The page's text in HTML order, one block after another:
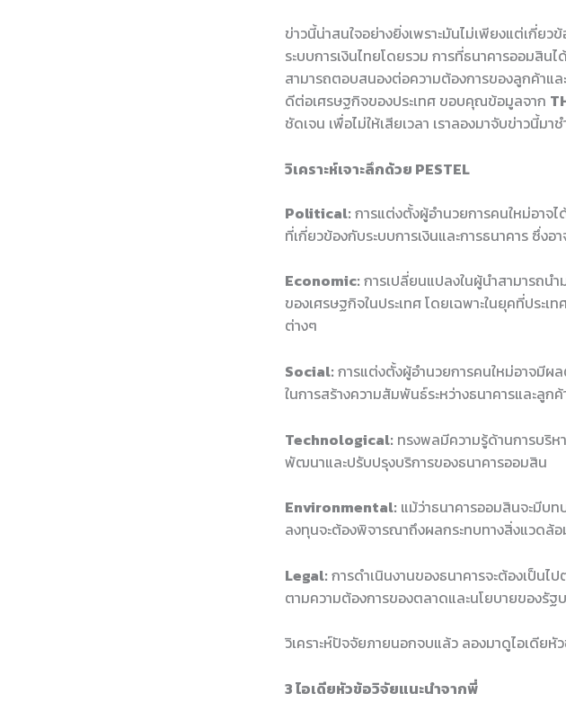
ข่าวนี้น่าสนใจอย่างยิ่งเพราะมันไม่เพียงแต่เกี่ย
ระบบการเงินไทยโดยรวม การที่ธนาคารออมสิ
สามารถตอบสนองต่อความต้องการของลูกค้าแล
ดีต่อเศรษฐกิจของประเทศ ขอบคุณข้อมูลจาก
ชัดเจน เพื่อไม่ให้เสียเวลา เราลองมาจับข่าวนี้ม
วิเคราะห์เจาะลึกด้วย PESTEL
Political: การแต่งตั้งผู้อำนวยการคนใหม่อาจ
ที่เกี่ยวข้องกับระบบการเงินและการธนาคาร ซึ่ง
Economic: การเปลี่ยนแปลงในผู้นำสามารถน
ของเศรษฐกิจในประเทศ โดยเฉพาะในยุคที่ปร
ต่างๆ
Social: การแต่งตั้งผู้อำนวยการคนใหม่อาจมีผ
ในการสร้างความสัมพันธ์ระหว่างธนาคารและลูกค้
Technological: ทรงพลมีความรู้ด้านการบริห
พัฒนาและปรับปรุงบริการของธนาคารออมสิน
Environmental: แม้ว่าธนาคารออมสินจะมีบท
ลงทุนจะต้องพิจารณาถึงผลกระทบทางสิ่งแวด
Legal: การดำเนินงานของธนาคารจะต้องเป็น
ตามความต้องการของตลาดและนโยบายของรัฐ
วิเคราะห์ปัจจัยภายนอกจบแล้ว ลองมาดูไอเดีย
3 ไอเดียหัวข้อวิจัยแนะนำจากพี่